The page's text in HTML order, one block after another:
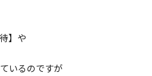
】や
いるのですが